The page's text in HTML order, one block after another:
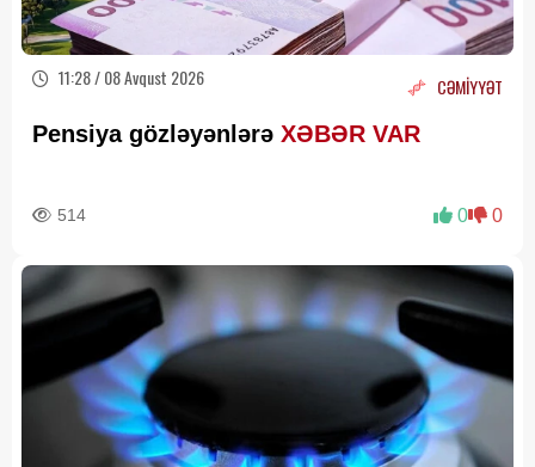
11:28 / 08 Avqust 2026 CƏMİYYƏT
Pensiya gözləyənlərə XƏBƏR VAR
514 0 0